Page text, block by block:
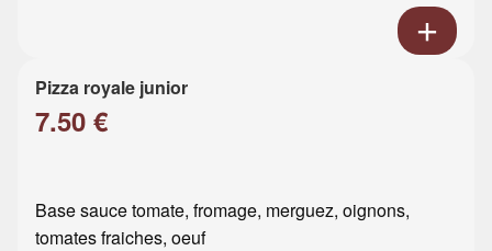
Pizza royale junior
7.50 €
Base sauce tomate, fromage, merguez, oignons,
tomates fraiches, oeuf